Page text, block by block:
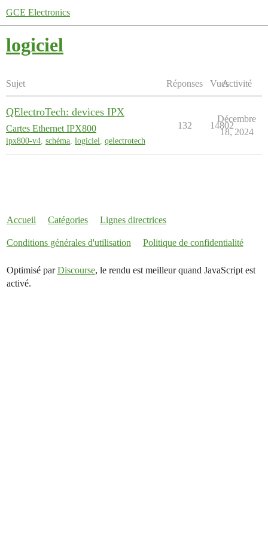
GCE Electronics
logiciel
Sujet Réponses VuesActivité
QElectroTech: devices IPX
Cartes Ethernet IPX800
ipx800-v4, schéma, logiciel, qelectrotech
132 14802
Décembre
18, 2024
Accueil Catégories Lignes directrices
Conditions générales d'utilisation Politique de confidentialité
Optimisé parDiscourse, le rendu est meilleur quand JavaScript est
activé.